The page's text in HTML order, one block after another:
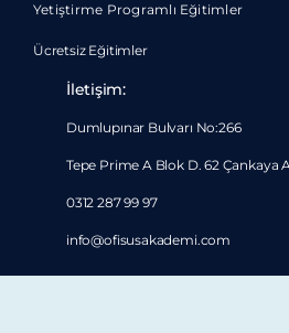
Yetiştirme Programlı Eğitimler
Ücretsiz Eğitimler
İletişim:
Dumlupınar Bulvarı No:266
Tepe Prime A Blok D. 62 Çankaya
0312 287 99 97
info@ofisusakademi.com